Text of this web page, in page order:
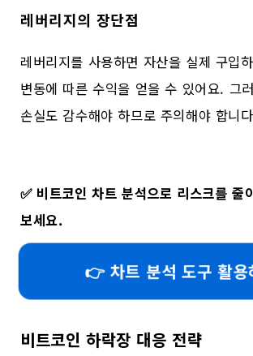
레버리지의 장단점
레버리지를 사용하면 자산을 실제 구입
변동에 따른 수익을 얻을 수 있어요. 그
손실도 감수해야 하므로 주의해야 합니
✅ 비트코인 차트 분석으로 리스크를 줄
보세요.
👉 차트 분석 도구 활용
비트코인 하락장 대응 전략